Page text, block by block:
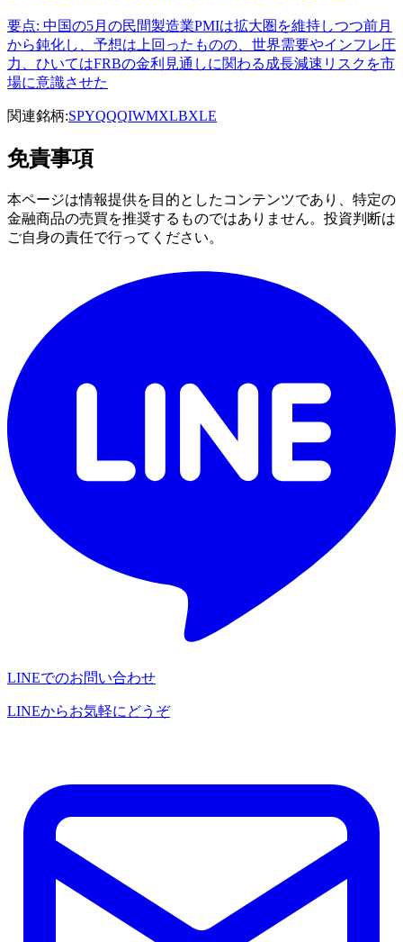
要点: 中国の5月の民間製造業PMIは拡大圏を維持しつつ前月
から鈍化し、予想は上回ったものの、世界需要やインフレ圧
力、ひいてはFRBの金利見通しに関わる成長減速リスクを市
場に意識させた
関連銘柄:SPYQQQIWMXLBXLE
免責事項
本ページは情報提供を目的としたコンテンツであり、特定の
金融商品の売買を推奨するものではありません。投資判断は
ご自身の責任で行ってください。
LINEでのお問い合わせ
LINEからお気軽にどうぞ